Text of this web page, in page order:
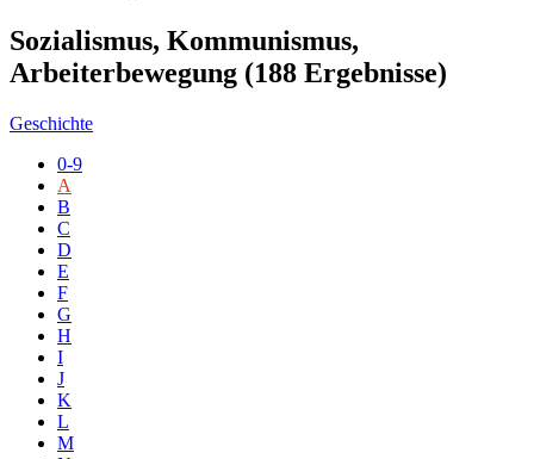
Sozialismus, Kommunismus,
Arbeiterbewegung (188 Ergebnisse)
Geschichte
0-9
A
B
C
D
E
F
G
H
I
J
K
L
M